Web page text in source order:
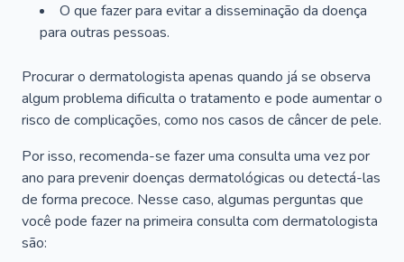
O que fazer para evitar a disseminação da doença
para outras pessoas.
Procurar o dermatologista apenas quando já se observa
algum problema dificulta o tratamento e pode aumentar o
risco de complicações, como nos casos de câncer de pele.
Por isso, recomenda-se fazer uma consulta uma vez por
ano para prevenir doenças dermatológicas ou detectá-las
de forma precoce. Nesse caso, algumas perguntas que
você pode fazer na primeira consulta com dermatologista
são: